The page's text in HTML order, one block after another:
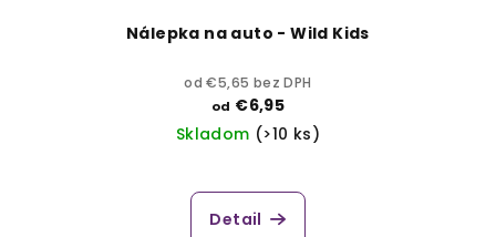
Nálepka na auto - Wild Kids
od €5,65 bez DPH
od €6,95
Skladom (>10 ks)
Detail